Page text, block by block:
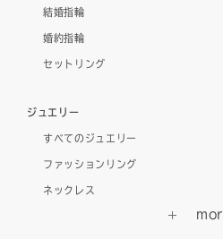
結婚指輪
婚約指輪
セットリング
ジュエリー
すべてのジュエリー
ファッションリング
ネックレス